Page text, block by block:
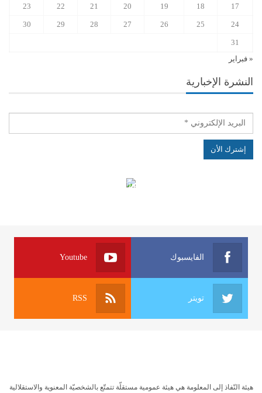
17
18
19
20
21
22
23
24
25
26
27
28
29
30
31
« فبراير
النشرة الإخبارية
الهياكل الخاضعة لقانون النفاذ إلى المعلومة
الفايسبوك Youtube
تويتر RSS
هيئة النّفاذ إلى المعلومة هي هيئة عمومية مستقلّة تتمتّع بالشخصيّة المعنوية والاستقلالية